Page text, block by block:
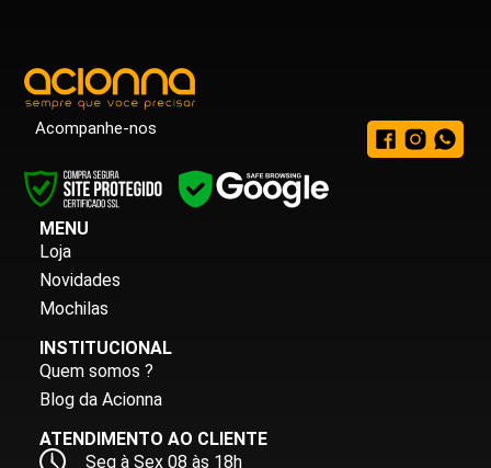
Acompanhe-nos
MENU
Loja
Novidades
Mochilas
INSTITUCIONAL
Quem somos ?
Blog da Acionna
ATENDIMENTO AO CLIENTE
Seg à Sex 08 às 18h